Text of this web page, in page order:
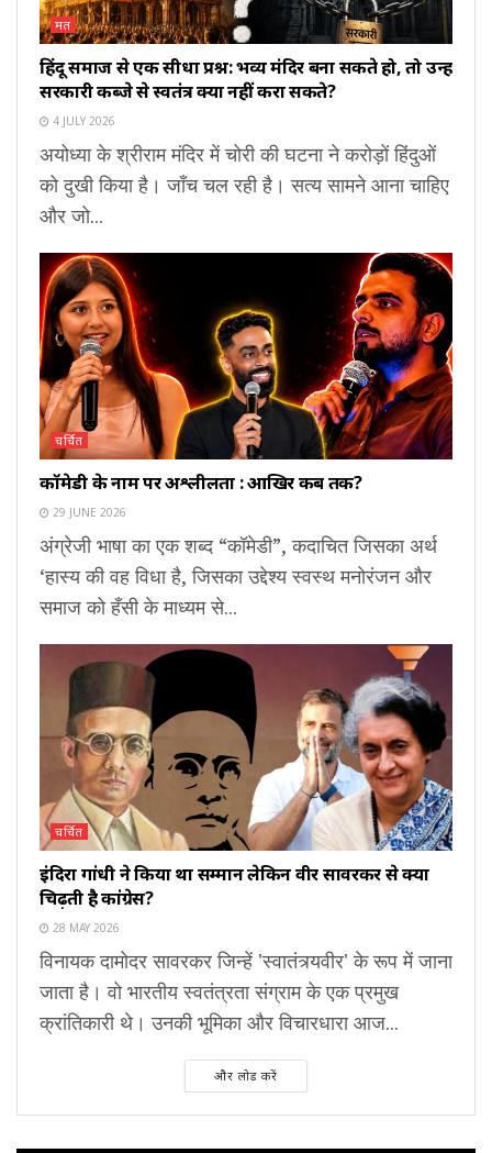
मत
हिंदू समाज से एक सीधा प्रश्न: भव्य मंदिर बना सकते हो, तो उन्हें
सरकारी कब्जे से स्वतंत्र क्यों नहीं करा सकते?
4 JULY 2026
अयोध्या के श्रीराम मंदिर में चोरी की घटना ने करोड़ों हिंदुओं
को दुखी किया है। जाँच चल रही है। सत्य सामने आना चाहिए
और जो...
चर्चित
कॉमेडी के नाम पर अश्लीलता : आखिर कब तक?
29 JUNE 2026
अंग्रेजी भाषा का एक शब्द “कॉमेडी”, कदाचित जिसका अर्थ
‘हास्य की वह विधा है, जिसका उद्देश्य स्वस्थ मनोरंजन और
समाज को हँसी के माध्यम से...
चर्चित
इंदिरा गांधी ने किया था सम्मान लेकिन वीर सावरकर से क्यों
चिढ़ती है कांग्रेस?
28 MAY 2026
विनायक दामोदर सावरकर जिन्हें 'स्वातंत्र्यवीर' के रूप में जाना
जाता है। वो भारतीय स्वतंत्रता संग्राम के एक प्रमुख
क्रांतिकारी थे। उनकी भूमिका और विचारधारा आज...
और लोड करें